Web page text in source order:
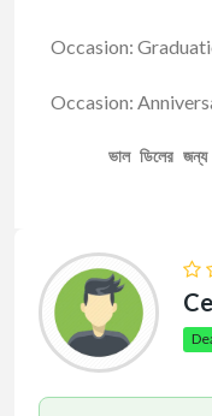
Occasion:
Occasion:
ভাল ডিলের